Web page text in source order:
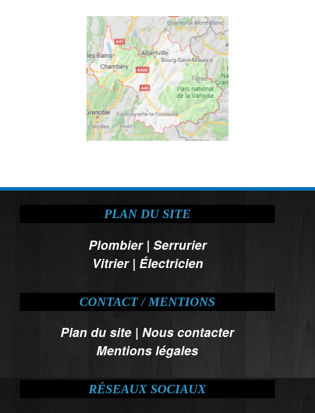
PLAN DU SITE
Plombier| Serrurier
Vitrier| Électricien
CONTACT / MENTIONS
Plan du site |Nous contacter
Mentions légales
RÉSEAUX SOCIAUX